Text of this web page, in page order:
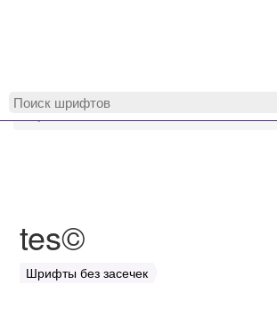
MyFonts.ru
tes©
Шрифты без засечек